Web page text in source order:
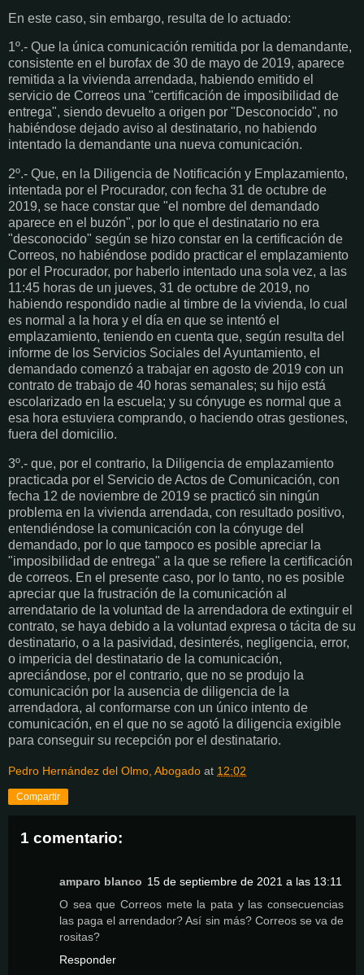
En este caso, sin embargo, resulta de lo actuado:
1º.- Que la única comunicación remitida por la demandante,
consistente en el burofax de 30 de mayo de 2019, aparece
remitida a la vivienda arrendada, habiendo emitido el
servicio de Correos una "certificación de imposibilidad de
entrega", siendo devuelto a origen por "Desconocido", no
habiéndose dejado aviso al destinatario, no habiendo
intentado la demandante una nueva comunicación.
2º.- Que, en la Diligencia de Notificación y Emplazamiento,
intentada por el Procurador, con fecha 31 de octubre de
2019, se hace constar que "el nombre del demandado
aparece en el buzón", por lo que el destinatario no era
"desconocido" según se hizo constar en la certificación de
Correos, no habiéndose podido practicar el emplazamiento
por el Procurador, por haberlo intentado una sola vez, a las
11:45 horas de un jueves, 31 de octubre de 2019, no
habiendo respondido nadie al timbre de la vivienda, lo cual
es normal a la hora y el día en que se intentó el
emplazamiento, teniendo en cuenta que, según resulta del
informe de los Servicios Sociales del Ayuntamiento, el
demandado comenzó a trabajar en agosto de 2019 con un
contrato de trabajo de 40 horas semanales; su hijo está
escolarizado en la escuela; y su cónyuge es normal que a
esa hora estuviera comprando, o haciendo otras gestiones,
fuera del domicilio.
3º.- que, por el contrario, la Diligencia de emplazamiento
practicada por el Servicio de Actos de Comunicación, con
fecha 12 de noviembre de 2019 se practicó sin ningún
problema en la vivienda arrendada, con resultado positivo,
entendiéndose la comunicación con la cónyuge del
demandado, por lo que tampoco es posible apreciar la
"imposibilidad de entrega" a la que se refiere la certificación
de correos. En el presente caso, por lo tanto, no es posible
apreciar que la frustración de la comunicación al
arrendatario de la voluntad de la arrendadora de extinguir el
contrato, se haya debido a la voluntad expresa o tácita de su
destinatario, o a la pasividad, desinterés, negligencia, error,
o impericia del destinatario de la comunicación,
apreciándose, por el contrario, que no se produjo la
comunicación por la ausencia de diligencia de la
arrendadora, al conformarse con un único intento de
comunicación, en el que no se agotó la diligencia exigible
para conseguir su recepción por el destinatario.
Pedro Hernández del Olmo, Abogado at 12:02
Compartir
1 comentario:
amparo blanco 15 de septiembre de 2021 a las 13:11
O sea que Correos mete la pata y las consecuencias
las paga el arrendador? Así sin más? Correos se va de
rositas?
Responder